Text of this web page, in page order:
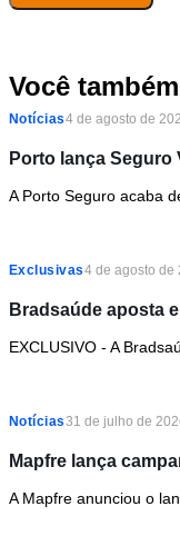
Você
Notícias4 de agosto de
Porto lança Seguro
A Porto Seguro acaba
Exclusivas4 de agosto de
Bradsaúde aposta
EXCLUSIVO - A
Notícias31 de julho de
Mapfre lança
A Mapfre anunciou o